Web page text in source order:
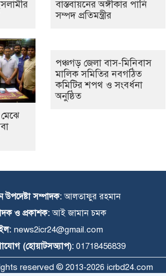
বাস্তবায়নের অঙ্গীকার পানি
সম্পদ প্রতিমন্ত্রীর
পঞ্চগড় জেলা বাস-মিনিবাস
মালিক সমিতির নবগঠিত
কমিটির শপথ ও সংবর্ধনা
অনুষ্ঠিত
উপদেষ্টা সম্পাদক:আলতাফুর রহমান
ও প্রকাশক:আই জামান চমক
news2icr24@gmail.com
(হোয়াটসঅ্যাপ): 01718456839
reserved © 2013-2026 icrbd24.com